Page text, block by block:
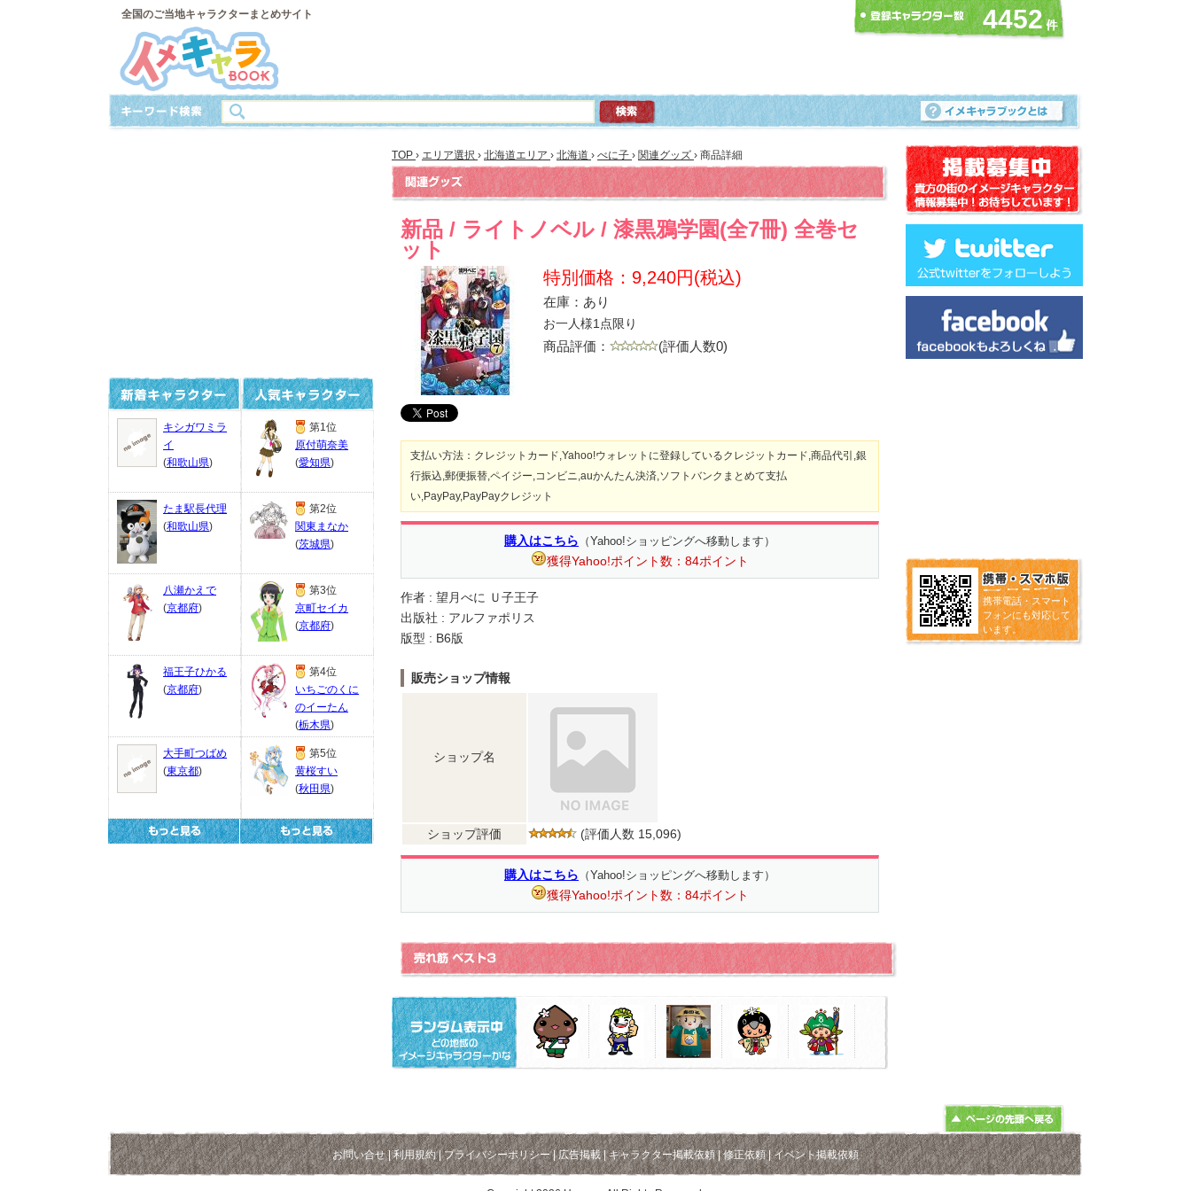
全国のご当地キャラクターまとめサイト 4452
キシガワミラ
イ
(和歌山県)
たま駅長代理
(和歌山県)
八瀬かえで
(京都府)
福王子ひかる
(京都府)
大手町つばめ
(東京都)
第1位
原付萌奈美
(愛知県)
第2位
関東まなか
(茨城県)
第3位
京町セイカ
(京都府)
第4位
いちごのくに
のイーたん
(栃木県)
第5位
黄桜すい
(秋田県)
TOP › エリア選択 › 北海道エリア › 北海道 › べに子 › 関連グッズ › 商品詳細
新品 / ライトノベル / 漆黒鴉学園(全7冊) 全巻セ
ット
特別価格：9,240円(税込)
在庫：あり
お一人様1点限り
商品評価： (評価人数0)
支払い方法：クレジットカード,Yahoo!ウォレットに登録しているクレジットカード,商品代引,銀
行振込,郵便振替,ペイジー,コンビニ,auかんたん決済,ソフトバンクまとめて支払
い,PayPay,PayPayクレジット
購入はこちら （Yahoo!ショッピングへ移動します）
獲得Yahoo!ポイント数：84ポイント
作者 : 望月べに Ｕ子王子
出版社 : アルファポリス
版型 : B6版
販売ショップ情報
ショップ名
ショップ評価 (評価人数 15,096)
購入はこちら （Yahoo!ショッピングへ移動します）
獲得Yahoo!ポイント数：84ポイント
携帯電話・スマート
フォンにも対応して
います。
お問い合せ|利用規約|プライバシーポリシー|広告掲載|キャラクター掲載依頼|修正依頼|イベント掲載依頼